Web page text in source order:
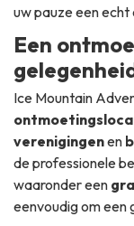
uw pauze een
Een
Ice Mountain
verenigingenen
de professionele
waaronder een
eenvoudig om een